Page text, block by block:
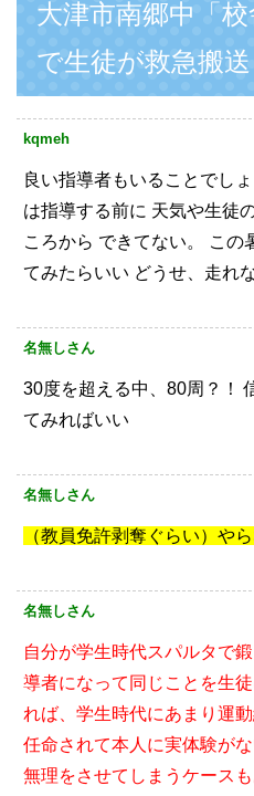
大津市南郷中「校
で生徒が救急搬
kqmeh
良い指導者もいることでしょ
は指導する前に 天気や生徒
ころから できてない。
この
てみたらいい どうせ、走れ
名無しさん
30度を超える中、80周？！
てみればいい
名無しさん
（教員免許剥奪ぐらい）や
名無しさん
自分が学生時代スパルタで
導者になって同じことを生
れば、学生時代にあまり運
任命されて本人に実体験が
無理をさせてしまうケース